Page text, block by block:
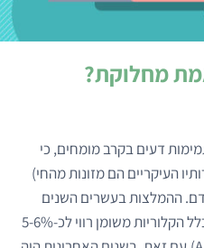
מחלוקת?
דעים בקרב מומחים, כי
העיקריים הם מזונות מהחי)
דם. ההמלצות בעשרים השנים
האחרונות נעו בין פחות מ-10% מכלל הקלוריות משומן רווי לכ-5-6%